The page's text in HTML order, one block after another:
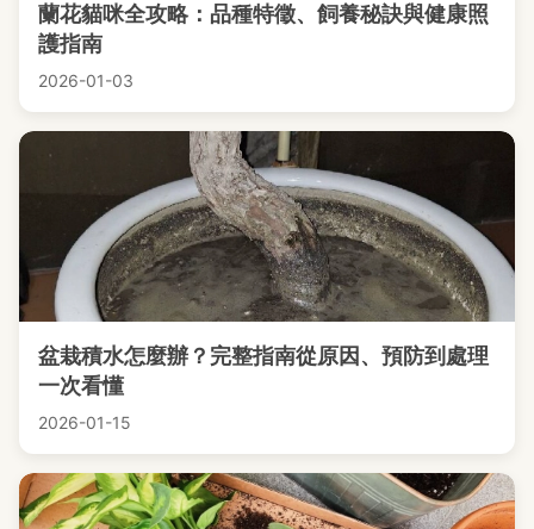
蘭花貓咪全攻略：品種特徵、飼養秘訣與健康照
護指南
2026-01-03
盆栽積水怎麼辦？完整指南從原因、預防到處理
一次看懂
2026-01-15